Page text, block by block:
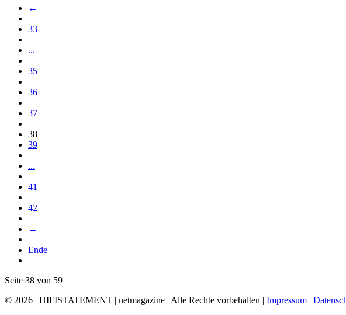
←
33
...
35
36
37
38
39
...
41
42
→
Ende
Seite 38 von 59
© 2026 | HIFISTATEMENT | netmagazine | Alle Rechte vorbehalten | Impressum |